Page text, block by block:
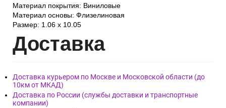
Материал покрытия: Виниловые
Материал основы: Флизелиновая
Размер: 1.06 x 10.05
Доставка
Доставка курьером по Москве и Московской области (до
10км от МКАД)
Доставка по России (службы доставки и транспортные
компании)